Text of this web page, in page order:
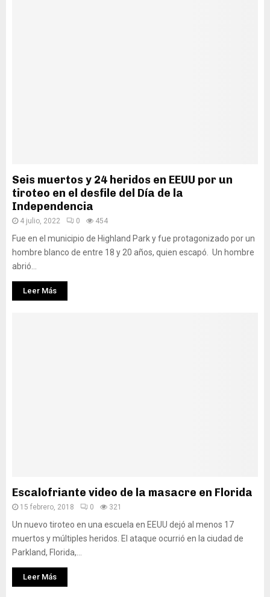
Seis muertos y 24 heridos en EEUU por un
tiroteo en el desfile del Día de la
Independencia
4 julio, 2022 0 454
Fue en el municipio de Highland Park y fue protagonizado por un
hombre blanco de entre 18 y 20 años, quien escapó. Un hombre
abrió...
Leer Más
Escalofriante video de la masacre en Florida
15 febrero, 2018 0 321
Un nuevo tiroteo en una escuela en EEUU dejó al menos 17
muertos y múltiples heridos. El ataque ocurrió en la ciudad de
Parkland, Florida,...
Leer Más